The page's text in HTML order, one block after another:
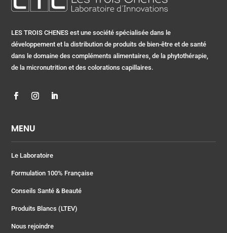
LES TROIS CHENES est une société spécialisée dans le
développement et la distribution de produits de bien-être et de santé
dans le domaine des compléments alimentaires, de la phytothérapie,
de la micronutrition et des colorations capillaires.
MENU
Le Laboratoire
Formulation 100% Française
Conseils Santé & Beauté
Produits Blancs (LTEV)
Nous rejoindre